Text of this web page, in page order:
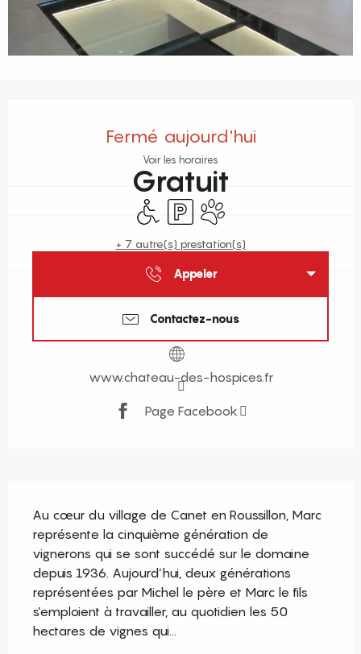
Fermé aujourd'hui
Voir les horaires
Gratuit
Accès handicapés
ParkingAnimaux acceptés
+ 7 autre(s) prestation(s)
Appeler
Contactez-nous
www.chateau-des-hospices.fr
Page Facebook
Au cœur du village de Canet en Roussillon, Marc
représente la cinquième génération de
vignerons qui se sont succédé sur le domaine
depuis 1936. Aujourd’hui, deux générations
représentées par Michel le père et Marc le fils
s’emploient à travailler, au quotidien les 50
hectares de vignes qui...